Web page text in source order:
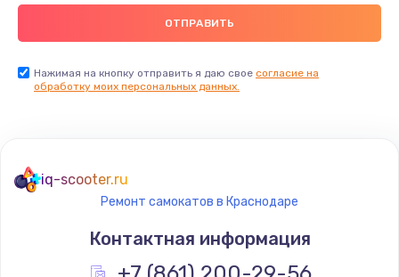
Заказать
Замена термостата
1200 руб.
Заказать
Нажимая на кнопку отправить я даю свое согласие на
обработку моих персональных данных.
iq-scooter.ru
Ремонт самокатов в Краснодаре
Контактная информация